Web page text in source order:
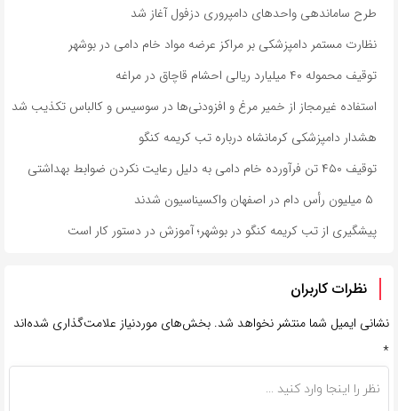
طرح ساماندهی واحدهای دامپروری دزفول آغاز شد
نظارت مستمر دامپزشکی بر مراکز عرضه مواد خام دامی در بوشهر
توقیف محموله ۴۰ میلیارد ریالی احشام قاچاق در مراغه
استفاده غیرمجاز از خمیر مرغ و افزودنی‌ها در سوسیس و کالباس تکذیب شد
هشدار دامپزشکی کرمانشاه درباره تب کریمه کنگو
توقیف ۴۵۰ تن فرآورده خام دامی به دلیل رعایت نکردن ضوابط بهداشتی
پیشگیری از تب کریمه کنگو در بوشهر؛ آموزش در دستور کار است
نظرات کاربران
نشانی ایمیل شما منتشر نخواهد شد. بخش‌های موردنیاز علامت‌گذاری شده‌اند
*